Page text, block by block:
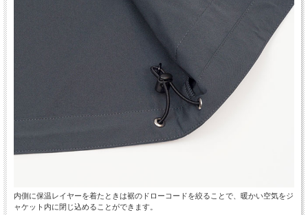
内側に保温レイヤーを着たときは裾のドローコードを絞ることで、暖かい空気をジ
ャケット内に閉じ込めることができます。